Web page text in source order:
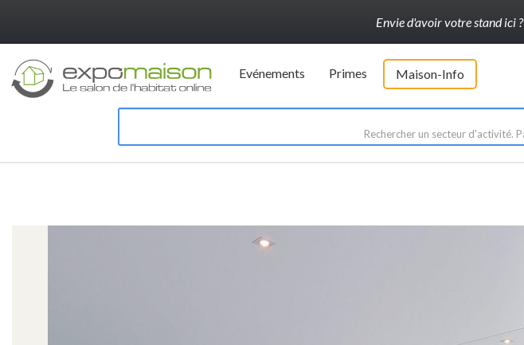
Envie d'avoir votre stand ici ?
Evénements Primes Maison-Info